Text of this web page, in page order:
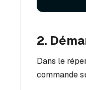
2.
Dans le
commande